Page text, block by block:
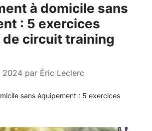
à domicile sans
: 5 exercices
circuit training
2024 par Éric Leclerc
sans équipement : 5 exercices